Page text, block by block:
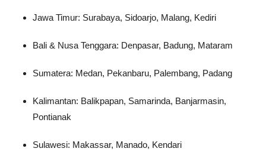
Jawa Timur: Surabaya, Sidoarjo, Malang, Kediri
Bali & Nusa Tenggara: Denpasar, Badung, Mataram
Sumatera: Medan, Pekanbaru, Palembang, Padang
Kalimantan: Balikpapan, Samarinda, Banjarmasin,
Pontianak
Sulawesi: Makassar, Manado, Kendari